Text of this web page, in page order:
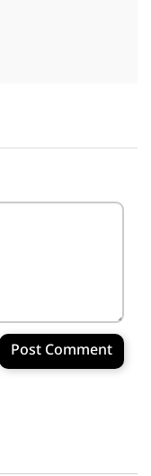
Post Comment